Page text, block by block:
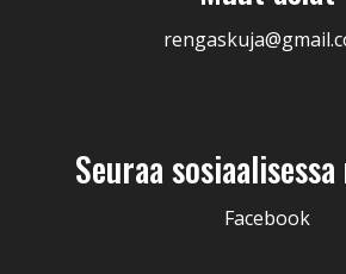
Seuraa
Facebook